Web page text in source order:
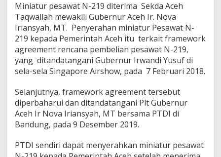
t
N
-
2
1
9
d
a
i
T
D
i
g
a
Miniatur pesawat N-219 diterima Sekda Aceh
Taqwallah mewakili Gubernur Aceh Ir. Nova
Iriansyah, MT. Penyerahan miniatur Pesawat N-
219 kepada Pemerintah Aceh itu terkait framework
agreement rencana pembelian pesawat N-219,
yang ditandatangani Gubernur Irwandi Yusuf di
sela-sela Singapore Airshow, pada 7 Februari 2018.
Selanjutnya, framework agreement tersebut
diperbaharui dan ditandatangani Plt Gubernur
Aceh Ir Nova Iriansyah, MT bersama PTDI di
Bandung, pada 9 Desember 2019.
PTDI sendiri dapat menyerahkan miniatur pesawat